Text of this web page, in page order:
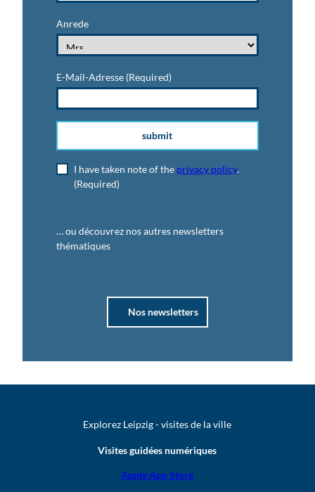
Anrede
E-Mail-Adresse (Required)
submit
I have taken note of the privacy policy.
(Required)
… ou découvrez nos autres newsletters
thématiques
Nos newsletters
Explorez Leipzig - visites de la ville
Visites guidées numériques
Apple App Store